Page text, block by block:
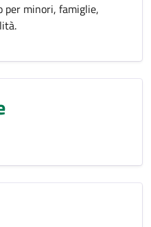
per minori, famiglie,